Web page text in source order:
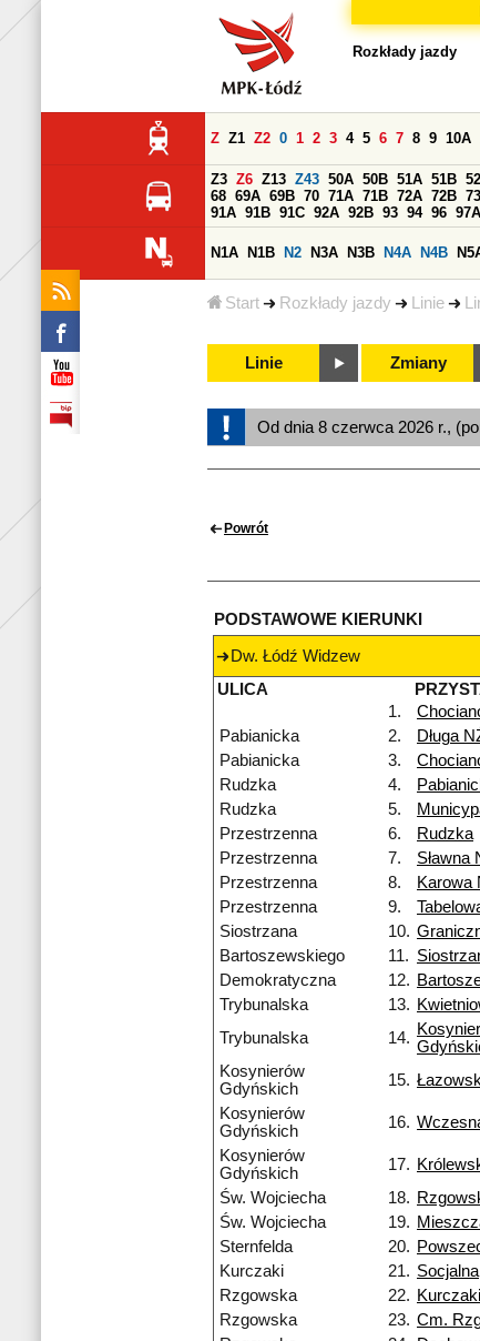
Start Rozkłady jazdy Linie
Rozkłady jazdy
Z Z1 Z2 0 1 2 3 4 5 6 7 8 9 10A
Z3 Z6 Z13 Z43 50A 50B 51A 51B 52
68 69A 69B 70 71A 71B 72A 72B 73
91A 91B 91C 92A 92B 93 94 96 97A
N1A N1B N2 N3A N3B N4A N4B
Linie Zmiany
Od dnia 8 czerwca 2026 r.,
Powrót
PODSTAWOWE KIERUNKI
Dw. Łódź Widzew
ULICA
1.
Pabianicka
2. Długa
Pabianicka
3.
Rudzka
4.
Rudzka
5.
Przestrzenna
6. Rudzka
Przestrzenna
7.
Sławna
Przestrzenna
8.
Karowa
Przestrzenna
9.
Siostrzana
10.
Bartoszewskiego
11.
Demokratyczna
12.
Trybunalska
13.
Trybunalska
14.
Kosynierów
Gdyńskich
15.
Kosynierów
Gdyńskich
16.
Kosynierów
Gdyńskich
17.
Św. Wojciecha 18.
Św. Wojciecha
19.
Sternfelda
20.
Kurczaki
21. Socjalna
Rzgowska
22. Kurczaki
Rzgowska
23. Cm.